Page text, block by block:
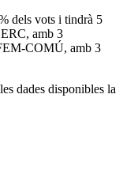
dels vots i tindrà 5
amb 3
COMÚ, amb 3
dades disponibles la